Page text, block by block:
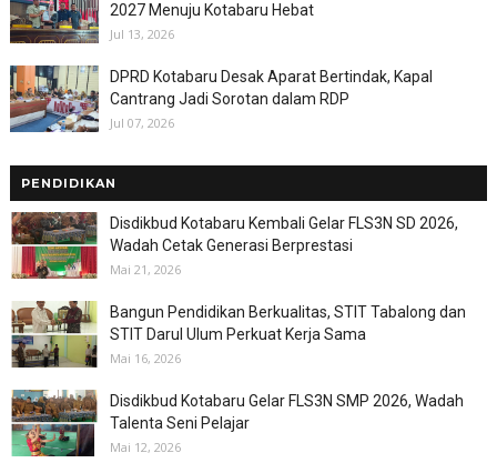
2027 Menuju Kotabaru Hebat
Jul 13, 2026
DPRD Kotabaru Desak Aparat Bertindak, Kapal
Cantrang Jadi Sorotan dalam RDP
Jul 07, 2026
PENDIDIKAN
Disdikbud Kotabaru Kembali Gelar FLS3N SD 2026,
Wadah Cetak Generasi Berprestasi
Mai 21, 2026
Bangun Pendidikan Berkualitas, STIT Tabalong dan
STIT Darul Ulum Perkuat Kerja Sama
Mai 16, 2026
Disdikbud Kotabaru Gelar FLS3N SMP 2026, Wadah
Talenta Seni Pelajar
Mai 12, 2026